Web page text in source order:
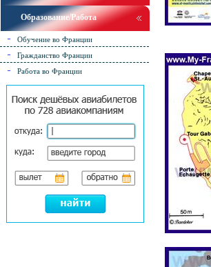
Образование/Работа
Обучение во Франции
Гражданство Франции
Работа во Франции